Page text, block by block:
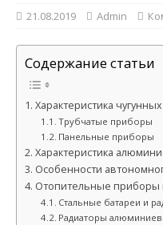
21.08.2019 Admin
Содержание статьи
Характеристика
Трубчатые приборы
Панельные приборы
Характеристика
Особенности
Отопительные приборы
Стальные батареи и
Радиаторы